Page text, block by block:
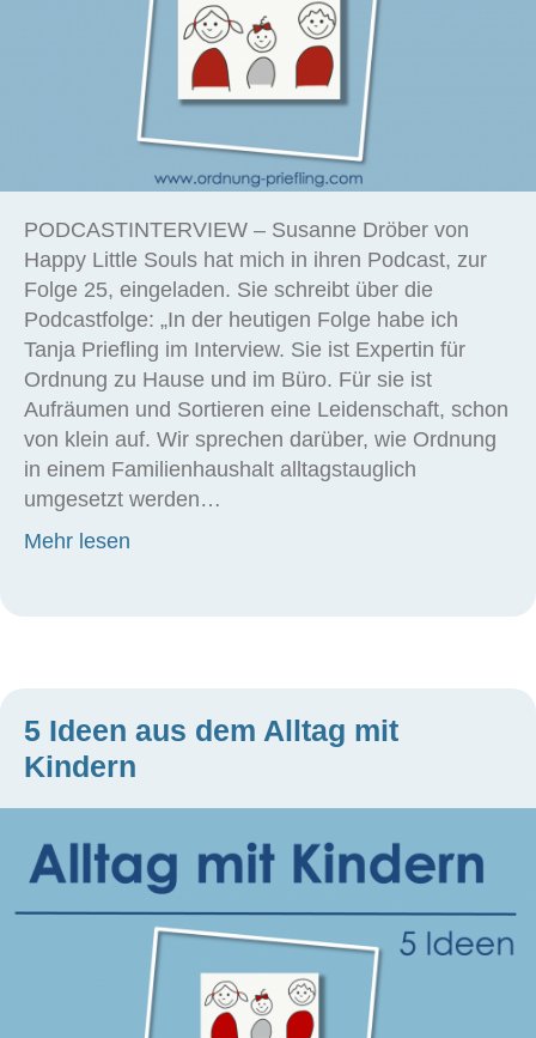
PODCASTINTERVIEW – Susanne Dröber von
Happy Little Souls hat mich in ihren Podcast, zur
Folge 25, eingeladen. Sie schreibt über die
Podcastfolge: „In der heutigen Folge habe ich
Tanja Priefling im Interview. Sie ist Expertin für
Ordnung zu Hause und im Büro. Für sie ist
Aufräumen und Sortieren eine Leidenschaft, schon
von klein auf. Wir sprechen darüber, wie Ordnung
in einem Familienhaushalt alltagstauglich
umgesetzt werden…
Mehr lesen
5 Ideen aus dem Alltag mit
Kindern